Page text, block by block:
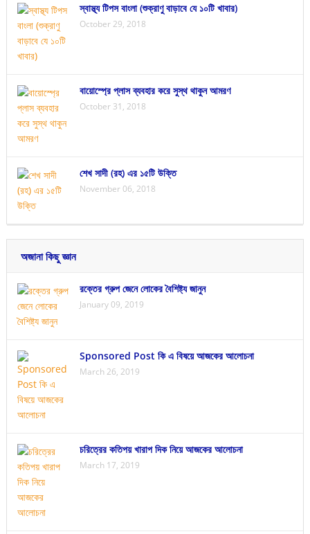
স্বাস্থ্য টিপস বাংলা (শুক্রাণু বাড়াবে যে ১০টি খাবার)
October 29, 2018
বায়োস্প্রে প্লাস ব্যবহার করে সুস্থ থাকুন আমরণ
October 31, 2018
শেখ সাদী (রহ) এর ১৫টি উক্তি
November 06, 2018
অজানা কিছু জ্ঞান
রক্তের গ্রুপ জেনে লোকের বৈশিষ্ট্য জানুন
January 09, 2019
Sponsored Post কি এ বিষয়ে আজকের আলোচনা
March 26, 2019
চরিত্রের কতিপয় খারাপ দিক নিয়ে আজকের আলোচনা
March 17, 2019